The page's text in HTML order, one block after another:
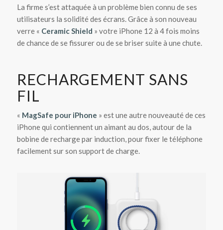
La firme s’est attaquée à un problème bien connu de ses
utilisateurs la solidité des écrans. Grâce à son nouveau
verre « Ceramic Shield » votre iPhone 12 à 4 fois moins
de chance de se fissurer ou de se briser suite à une chute.
RECHARGEMENT SANS
FIL
« MagSafe pour iPhone » est une autre nouveauté de ces
iPhone qui contiennent un aimant au dos, autour de la
bobine de recharge par induction, pour fixer le téléphone
facilement sur son support de charge.